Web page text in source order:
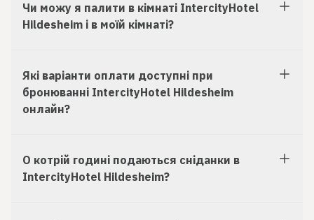
Чи можу я палити в кімнаті IntercityHotel
Hildesheim і в моїй кімнаті?
Які варіанти оплати доступні при
бронюванні IntercityHotel Hildesheim
онлайн?
О котрій годині подаються сніданки в
IntercityHotel Hildesheim?